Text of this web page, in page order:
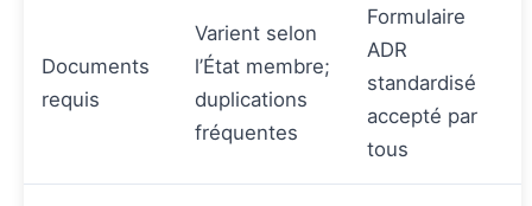
Documents
requis
Varient selon
l’État membre;
duplications
fréquentes
Formulaire
ADR
standardisé
accepté par
tous